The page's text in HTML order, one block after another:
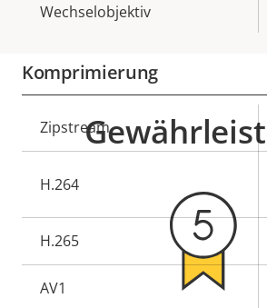
Wechselobjektiv
Komprimierung
Eigentumsbeschreibung
Zipstream
H.264
H.265
AV1